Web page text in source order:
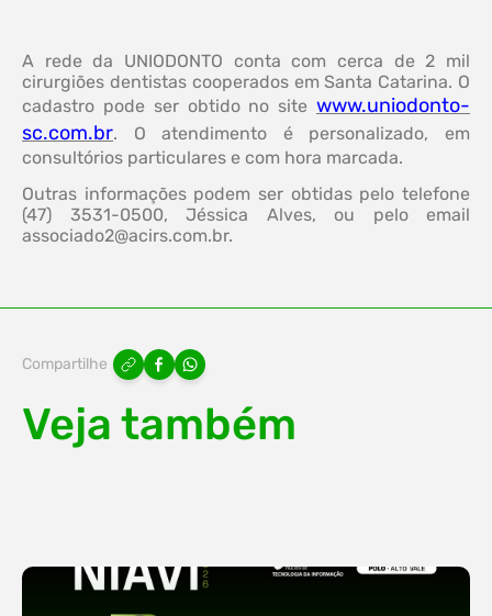
A rede da UNIODONTO conta com cerca de 2 mil
cirurgiões dentistas cooperados em Santa Catarina. O
cadastro pode ser obtido no site www.uniodonto-
sc.com.br. O atendimento é personalizado, em
consultórios particulares e com hora marcada.
Outras informações podem ser obtidas pelo telefone
(47) 3531-0500, Jéssica Alves, ou pelo email
associado2@acirs.com.br.
Compartilhe
Veja também